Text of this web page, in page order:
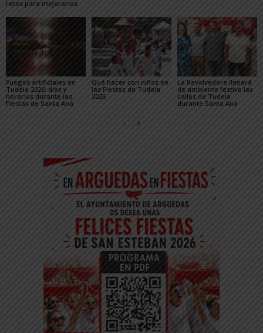
retos para mejorarlas
Fuegos artificiales en
Tudela 2026: días y
horarios durante las
Fiestas de Santa Ana
Qué hacer con niños en
las Fiestas de Tudela
2026
La Revolvedera llenará
de ambiente festivo las
calles de Tudela
durante Santa Ana